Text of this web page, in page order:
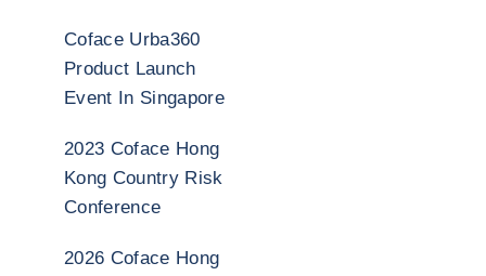
Coface Urba360
Product Launch
Event In Singapore
2023 Coface Hong
Kong Country Risk
Conference
2026 Coface Hong